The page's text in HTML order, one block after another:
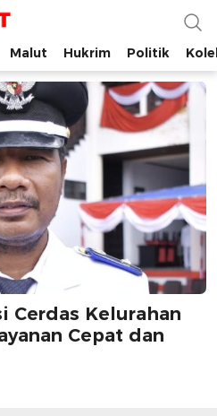
Malut Hukrim Politik
Cerdas Kelurahan
Cepat dan